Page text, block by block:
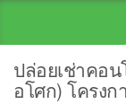
ปล่อยเช่าคอน
อโศก) โครงก